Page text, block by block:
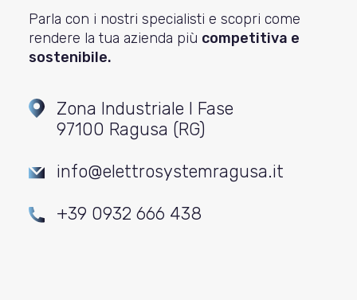
Parla con i nostri specialisti e scopri come
rendere la tua azienda più competitiva e
sostenibile.
Zona Industriale I Fase
97100 Ragusa (RG)
info@elettrosystemragusa.it
+39 0932 666 438